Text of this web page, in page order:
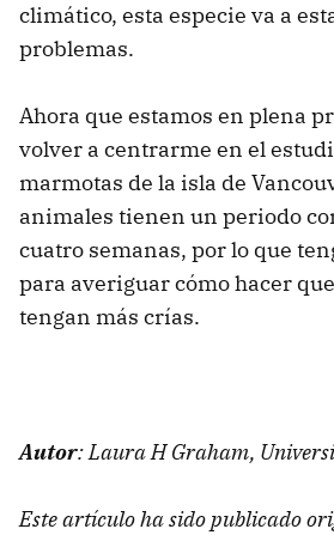
climático, esta especie va a
problemas.
Ahora que estamos en plena
volver a centrarme en el
marmotas de la isla de
animales tienen un periodo
cuatro semanas, por lo que
para averiguar cómo hacer
tengan más crías.
Autor: Laura H Graham,
Este artículo ha sido publicado